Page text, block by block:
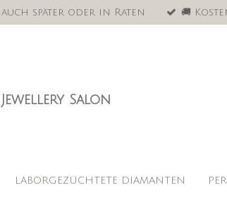
später oder in Raten 🚚
Jewellery Salon
LABORGEZÜCHTETE DIAMANTEN